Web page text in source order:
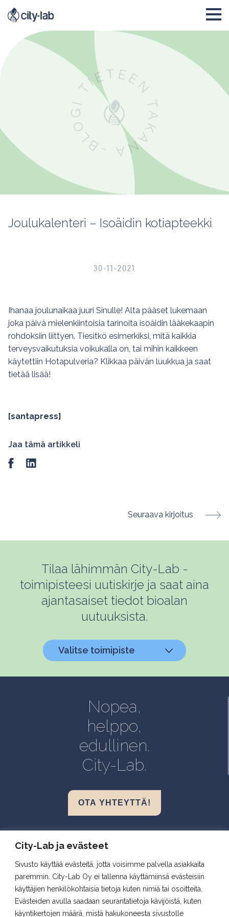
City-Lab ja evästeet
Sivusto käyttää evästeitä, jotta voisimme palvella asiakkaita
paremmin. City-Lab Oy ei tallenna käyttämiinsä evästeisiin
käyttäjien henkilökohtaisia tietoja kuten nimiä tai osoitteita.
Evästeiden avulla saadaan seurantatietoja kävijöistä, kuten
käyntikertojen määrä, mistä hakukoneesta sivustolle
Joulukalenteri – Isoäidin kotiapteekki
30-11-2021
Ihanaa joulunaikaa juuri Sinulle! Alta pääset lukemaan
joka päivä mielenkiintoisia tarinoita isoäidin lääkekaapin
rohdoksiin liittyen. Tiesitkö esimerkiksi, mitä kaikkia
terveysvaikutuksia voikukalla on, tai mihin kaikkeen
käytettiin Hotapulveria? Klikkaa päivän luukkua ja saat
tietää lisää!
[santapress]
Jaa tämä artikkeli
Seuraava kirjoitus
Tilaa lähimmän City-Lab -
toimipisteesi uutiskirje ja saat aina
ajantasaiset tiedot bioalan
uutuuksista.
Valitse toimipiste
Helsinki, Biokeskus 1
Kuopio, Snellmania
Oulu, Aapistie
Turku, BioCity
Nopea,
helppo,
edullinen.
City-Lab.
OTA YHTEYTTÄ!
Snellmania, Kuopio
Aapistie, Oulu
BioCity, Turku